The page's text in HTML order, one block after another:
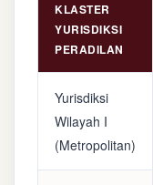
KLASTER
YURISDIKSI
PERADILAN
Yurisdiksi
Wilayah I
(Metropolitan)